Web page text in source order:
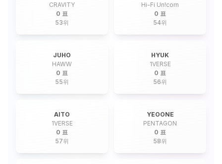
CRAVITY
0 표
53위
Hi-Fi Un!corn
0 표
54위
JUHO
HAWW
0 표
55위
HYUK
1VERSE
0 표
56위
AITO
1VERSE
0 표
57위
YEOONE
PENTAGON
0 표
58위